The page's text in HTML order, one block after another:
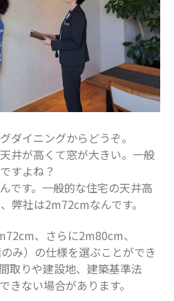
2022年6月
2022年5月
2022年3月
2022年2月
2021年12月
2021年11月
2021年10月
2021年9月
2021年8月
2021年7月
2021年6月
2021年5月
ダイニングからどうぞ。
井が高くて窓が大きい。一般
すよね？
です。一般的な住宅の天井高
社は2m72cmなんです。
、さらに2m80cm、
み）の仕様を選ぶことができ
取りや建設地、建築基準法
きない場合があります。